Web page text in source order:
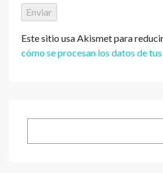
Este sitio usa Akismet para
cómo se procesan los datos de